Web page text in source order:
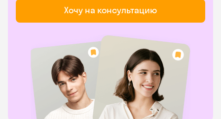
Хочу на консультацию